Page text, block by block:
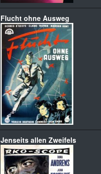
Flucht ohne Ausweg
Jenseits allen Zweifels